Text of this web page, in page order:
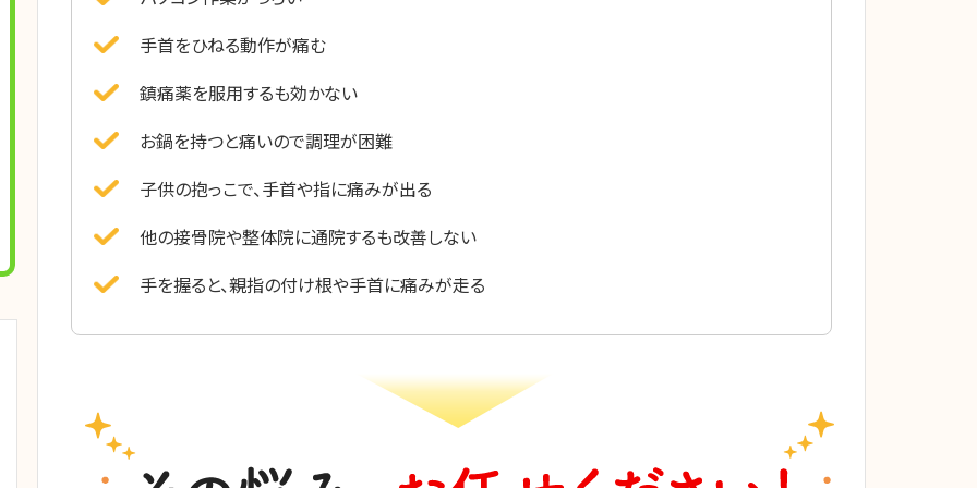
手首をひねる動作が痛む
鎮痛薬を服用するも効かない
お鍋を持つと痛いので調理が困難
子供の抱っこで、手首や指に痛みが出る
他の接骨院や整体院に通院するも改善しない
手を握ると、親指の付け根や手首に痛みが走る